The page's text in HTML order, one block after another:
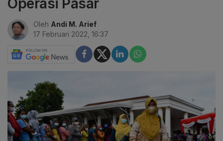
Oleh Andi M. Arief
17 Februari 2022, 16:37